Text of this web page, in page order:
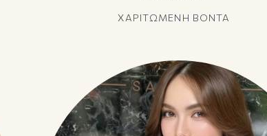
ΧΑΡΙΤΩΜΕΝΗ ΒΟΝΤΑ